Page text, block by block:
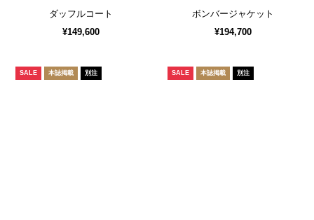
ダッフルコート
¥149,600
ボンバージャケット
¥194,700
SALE 本誌掲載 別注 SALE 本誌掲載 別注